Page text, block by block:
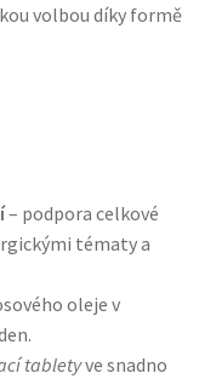
krmivo
volbou díky formě
– podpora celkové
tématy a
oleje v
tabletyve snadno